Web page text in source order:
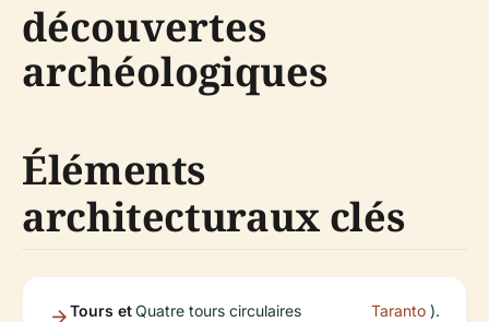
découvertes
archéologiques
Éléments
architecturaux clés
Tours etQuatre tours circulaires
Taranto ).